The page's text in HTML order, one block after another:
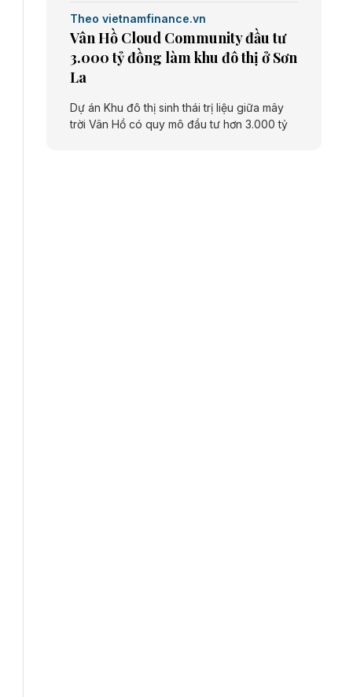
Theo vietnamfinance.vn
Vân Hồ Cloud Community đầu tư
3.000 tỷ đồng làm khu đô thị ở Sơn
La
Dự án Khu đô thị sinh thái trị liệu giữa mây
trời Vân Hồ có quy mô đầu tư hơn 3.000 tỷ